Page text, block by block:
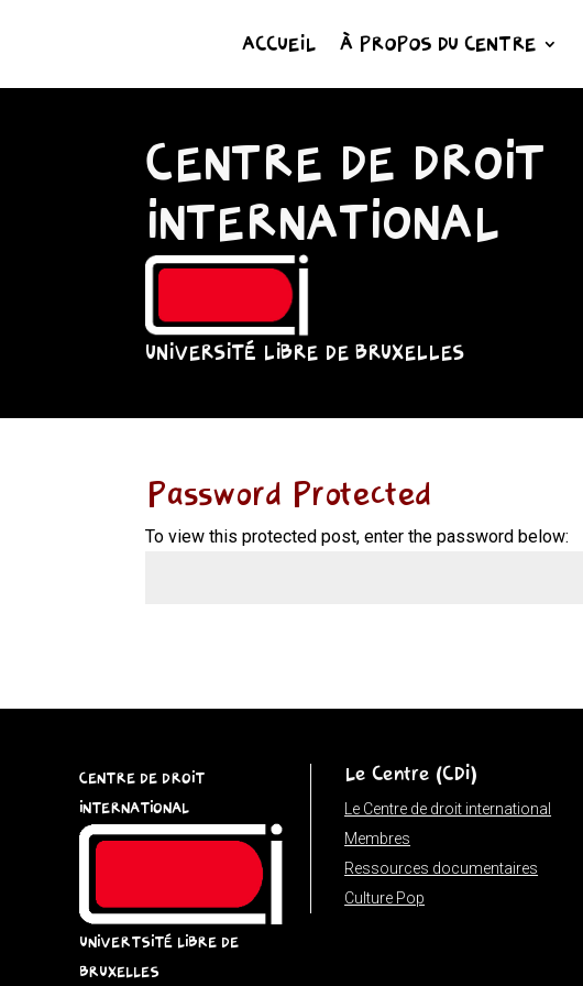
ACCUEIL À PROPOS DU CENTRE
CENTRE DE DROIT
INTERNATIONAL
UNIVERSITÉ LIBRE DE BRUXELLES
Password Protected
To view this protected post, enter the password below:
CENTRE DE DROIT
INTERNATIONAL
UNIVERTSITÉ LIBRE DE
BRUXELLES
Le Centre (CDI)
Le Centre de droit international
Membres
Ressources documentaires
Culture Pop